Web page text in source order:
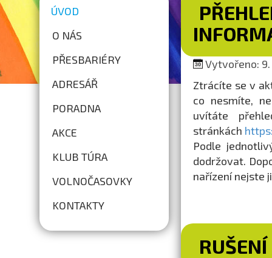
ÚVOD
O NÁS
PŘESBARIÉRY
ADRESÁŘ
PORADNA
AKCE
KLUB TÚRA
VOLNOČASOVKY
KONTAKTY
Vytvořeno: 9.
Ztrácíte se v
co nesmíte,
uvítáte
stránkách
Podle
dodržovat.
nařízení nejste
RUŠENÍ